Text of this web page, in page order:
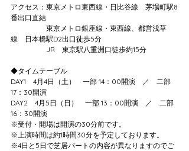
アクセス：東京メトロ東西線・日比谷線　茅場町駅8
番出口直結
東京メトロ銀座線・東西線、都営浅草
線　日本橋駅D2出口徒歩5分
JR　東京駅八重洲口徒歩約15分
◆タイムテーブル
DAY1　4月4日（土）　一部 14：00開演　／　二部
17：30開演
DAY2　4月5日（日）　一部 13：00開演　／　二部
16：30開演
※受付・開場は開演の30分前です。
※上演時間は約1時間30分を予定しております。
※4日と5日で芝居パートの内容が異なりますのでご